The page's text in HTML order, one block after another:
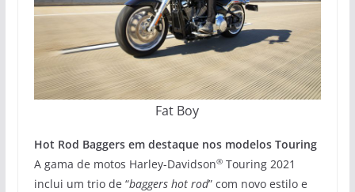
Fat Boy
Hot Rod Baggers em destaque nos modelos Touring
A gama de motos Harley-Davidson®Touring 2021
inclui um trio de “baggers hot rod” com novo estilo e